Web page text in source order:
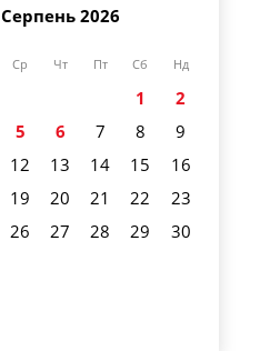
Серпень 2026
Ср Чт Пт Сб Нд
1
2
5 6 7 8
9
12 13 14 15
16
19 20 21 22
23
26 27 28 29
30